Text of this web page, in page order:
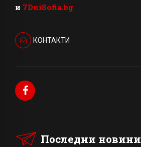
и 7DniSofia.bg
КОНТАКТИ
Последни новини